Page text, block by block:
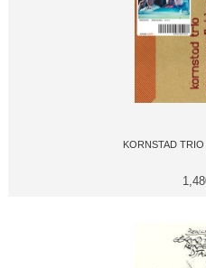
KORNSTAD